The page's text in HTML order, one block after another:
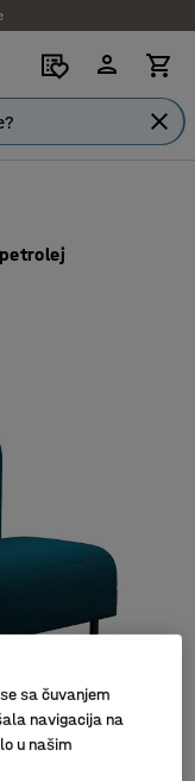
sa čuvanjem
navigacija na
u našim